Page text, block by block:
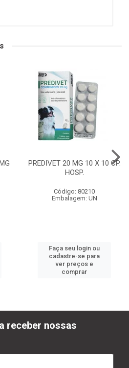
PREDIVET 20 MG 10 X 10 CP.
HOSP.
Código: 80210
Embalagem: UN
Faça seu login ou
cadastre-se para
ver preços e
comprar
receber nossas